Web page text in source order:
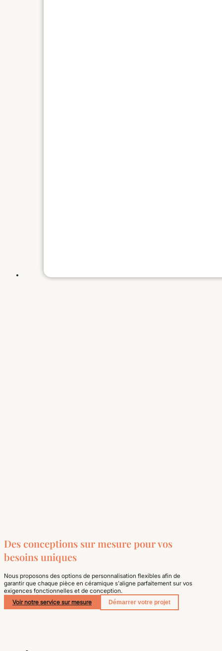
Des conceptions sur mesure pour vos
besoins uniques
Nous proposons des options de personnalisation flexibles afin de
garantir que chaque pièce en céramique s'aligne parfaitement sur vos
exigences fonctionnelles et de conception.
Voir notre service sur mesure
Démarrer votre projet